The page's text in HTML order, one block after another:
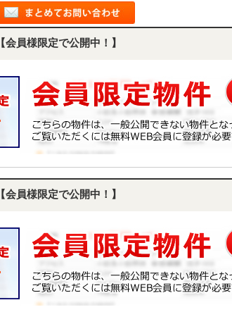
【会員様限定で公開中！】
【会員様限定で公開中！】